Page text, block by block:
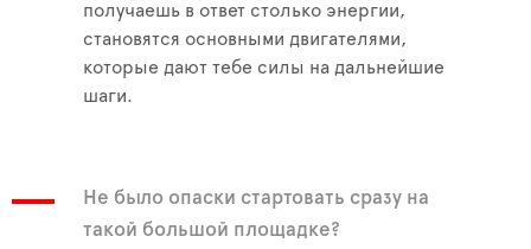
получаешь в ответ столько энергии,
становятся основными двигателями,
которые дают тебе силы на дальнейшие
шаги.
Не было опаски стартовать сразу на
такой большой площадке?